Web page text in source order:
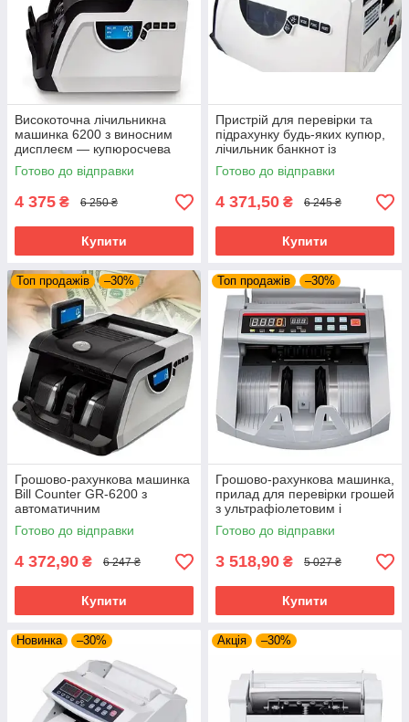
Високоточна лічильникна
машинка 6200 з виносним
дисплеєм — купюросчева
машинка з апаратом для
перевірки грошей
Готово до відправки
4 375 ₴ 6 250 ₴
Купити
Пристрій для перевірки та
підрахунку будь-яких купюр,
лічильник банкнот із
детектором, автоматичний
або ручний старт
Готово до відправки
4 371,50 ₴ 6 245 ₴
Купити
Топ продажів –30%
Грошово-рахункова машинка
Bill Counter GR-6200 з
автоматичним
ультрафіолетовим
детектором валют, 4
Готово до відправки
4 372,90 ₴ 6 247 ₴
Купити
Топ продажів –30%
Грошово-рахункова машинка,
прилад для перевірки грошей
з ультрафіолетовим і
магнітним детектором UKC
2089 White
Готово до відправки
3 518,90 ₴ 5 027 ₴
Купити
Новинка –30% Акція –30%